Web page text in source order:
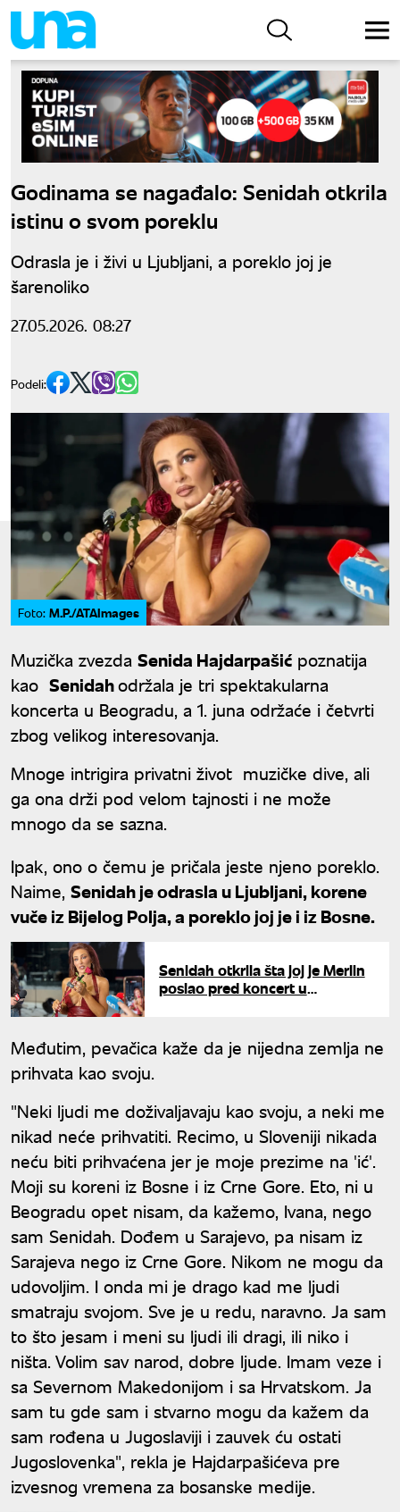
Godinama se nagađalo: Senidah otkrila
istinu o svom poreklu
Odrasla je i živi u Ljubljani, a poreklo joj je
šarenoliko
27.05.2026. 08:27
Podeli:
Foto: M.P./ATAImages
Muzička zvezda Senida Hajdarpašić poznatija
kao Senidahodržala je tri spektakularna
koncerta u Beogradu, a 1. juna održaće i četvrti
zbog velikog interesovanja.
Mnoge intrigira privatni život muzičke dive, ali
ga ona drži pod velom tajnosti i ne može
mnogo da se sazna.
Ipak, ono o čemu je pričala jeste njeno poreklo.
Naime, Senidah je odrasla u Ljubljani, korene
vuče iz Bijelog Polja, a poreklo joj je i iz Bosne.
Senidah otkrila šta joj je Merlin
poslao pred koncert u
Međutim, pevačica kaže da je nijedna zemlja ne
prihvata kao svoju.
"Neki ljudi me doživaljavaju kao svoju, a neki me
nikad neće prihvatiti. Recimo, u Sloveniji nikada
neću biti prihvaćena jer je moje prezime na 'ić'.
Moji su koreni iz Bosne i iz Crne Gore. Eto, ni u
Beogradu opet nisam, da kažemo, Ivana, nego
sam Senidah. Dođem u Sarajevo, pa nisam iz
Sarajeva nego iz Crne Gore. Nikom ne mogu da
udovoljim. I onda mi je drago kad me ljudi
smatraju svojom. Sve je u redu, naravno. Ja sam
to što jesam i meni su ljudi ili dragi, ili niko i
ništa. Volim sav narod, dobre ljude. Imam veze i
sa Severnom Makedonijom i sa Hrvatskom. Ja
sam tu gde sam i stvarno mogu da kažem da
sam rođena u Jugoslaviji i zauvek ću ostati
Jugoslovenka", rekla je Hajdarpašićeva pre
izvesnog vremena za bosanske medije.